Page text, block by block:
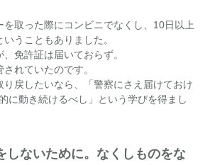
を取った際にコンビニでなくし、10日以上
うこともありました。
免許証は届いておらず。
れていたのです。
戻したいなら、「警察にさえ届けておけ
に動き続けるべし」という学びを得まし
しないために。なくしものをな